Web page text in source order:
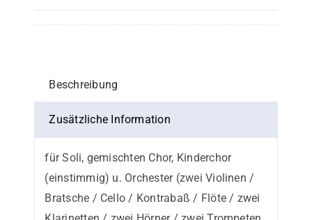
Beschreibung
Zusätzliche Information
für Soli, gemischten Chor, Kinderchor
(einstimmig) u. Orchester (zwei Violinen /
Bratsche / Cello / Kontrabaß / Flöte / zwei